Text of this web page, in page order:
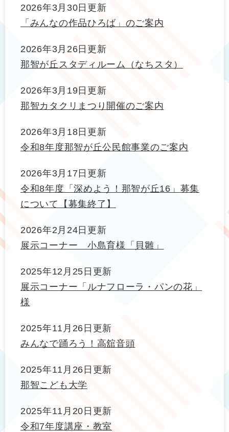
2026年3月30日更新
「みんなの作品ひろば」のご案内
2026年3月26日更新
那智が丘スタディルーム（なちスタ）
2026年3月19日更新
那智カタクリまつり開催のご案内
2026年3月18日更新
令和8年度那智が丘公民館事業のご案内
2026年3月17日更新
令和8年度「深めよう！那智が丘16」募集
について【募集終了】
2026年2月24日更新
展示コーナー 小島育様「貝雛」
2025年12月25日更新
展示コーナー「ルナフローラ・パンの花」
様
2025年11月26日更新
みんなで踊ろう！高舘音頭
2025年11月26日更新
那智こども大学
2025年11月20日更新
令和7年度講座・教室